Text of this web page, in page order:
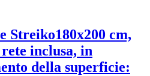
Streiko180x200 cm,
inclusa, in
della superficie: